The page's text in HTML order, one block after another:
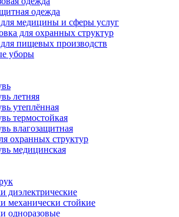
одежда
медицины и сферы услуг
для охранных структур
пищевых производств
уборы
летняя
утеплённая
термостойкая
влагозащитная
охранных структур
медицинская
диэлектрические
механически стойкие
одноразовые